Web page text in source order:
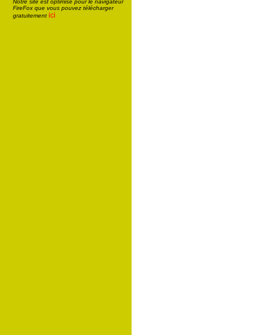
Notre site est optimisé pour le navigateur
FireFox que vous pouvez télécharger
gratuitement ici